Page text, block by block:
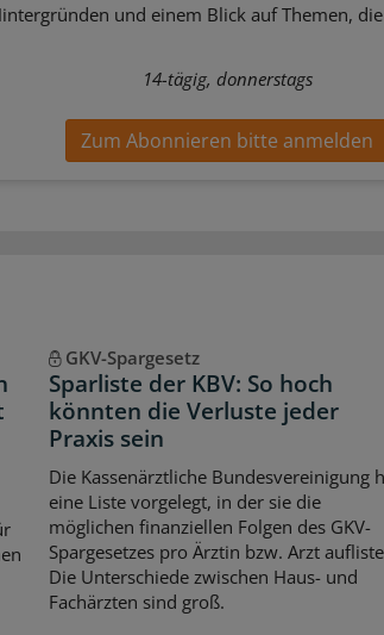
und einem Blick auf Themen,
14-tägig, donnerstags
Zum Abonnieren bitte anmelden
GKV-Spargesetz
Sparliste der KBV: So hoch
könnten die Verluste jeder
Praxis sein
Die Kassenärztliche Bundesvereinigung
eine Liste vorgelegt, in der sie die
möglichen finanziellen Folgen des GKV-
Spargesetzes pro Ärztin bzw. Arzt
Die Unterschiede zwischen Haus- und
Fachärzten sind groß.